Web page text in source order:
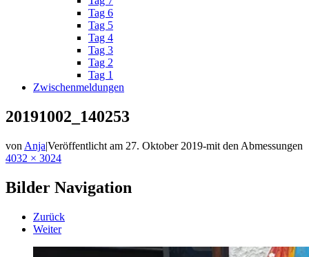
Tag 6
Tag 5
Tag 4
Tag 3
Tag 2
Tag 1
Zwischenmeldungen
20191002_140253
von Anja|Veröffentlicht am 27. Oktober 2019-mit den Abmessungen
4032 × 3024
Bilder Navigation
Zurück
Weiter